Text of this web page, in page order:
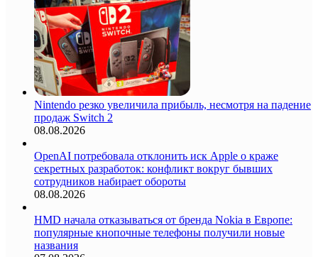
Nintendo резко увеличила прибыль, несмотря на падение
продаж Switch 2
08.08.2026
OpenAI потребовала отклонить иск Apple о краже
секретных разработок: конфликт вокруг бывших
сотрудников набирает обороты
08.08.2026
HMD начала отказываться от бренда Nokia в Европе:
популярные кнопочные телефоны получили новые
названия